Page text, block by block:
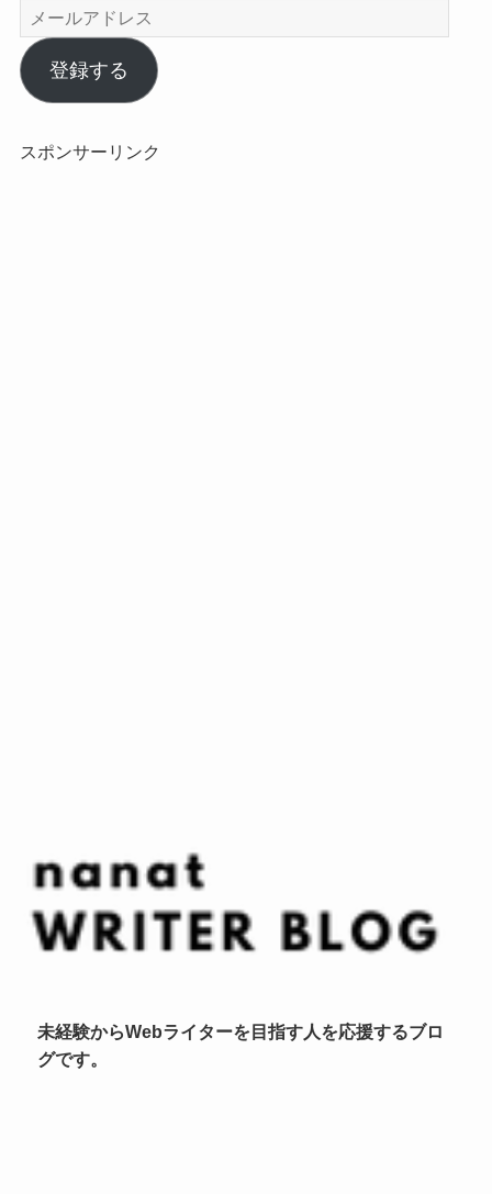
メ
ー
ル
ア
レ
登録する
スポンサーリンク
未経験からWebライターを目指す人を応援するブロ
グです。